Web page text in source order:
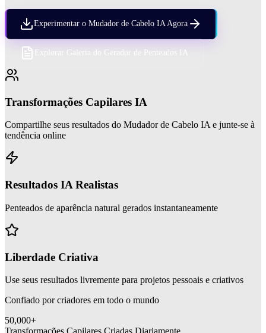
Experimentar o Mudador de Cabelo IA Agora
Explorar Galeria do Gerador de Penteados IA
Transformações Capilares IA
Compartilhe seus resultados do Mudador de Cabelo IA e junte-se à
tendência online
Resultados IA Realistas
Penteados de aparência natural gerados instantaneamente
Liberdade Criativa
Use seus resultados livremente para projetos pessoais e criativos
Confiado por criadores em todo o mundo
50,000+